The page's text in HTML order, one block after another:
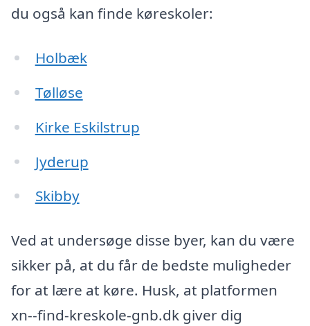
du også kan finde køreskoler:
Holbæk
Tølløse
Kirke Eskilstrup
Jyderup
Skibby
Ved at undersøge disse byer, kan du være
sikker på, at du får de bedste muligheder
for at lære at køre. Husk, at platformen
xn--find-kreskole-gnb.dk giver dig